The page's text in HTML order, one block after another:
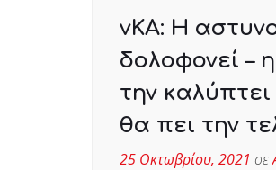
νΚΑ: Η
δολοφονεί –
την
θα πει την
25 Οκτωβρίου, 2021 σε